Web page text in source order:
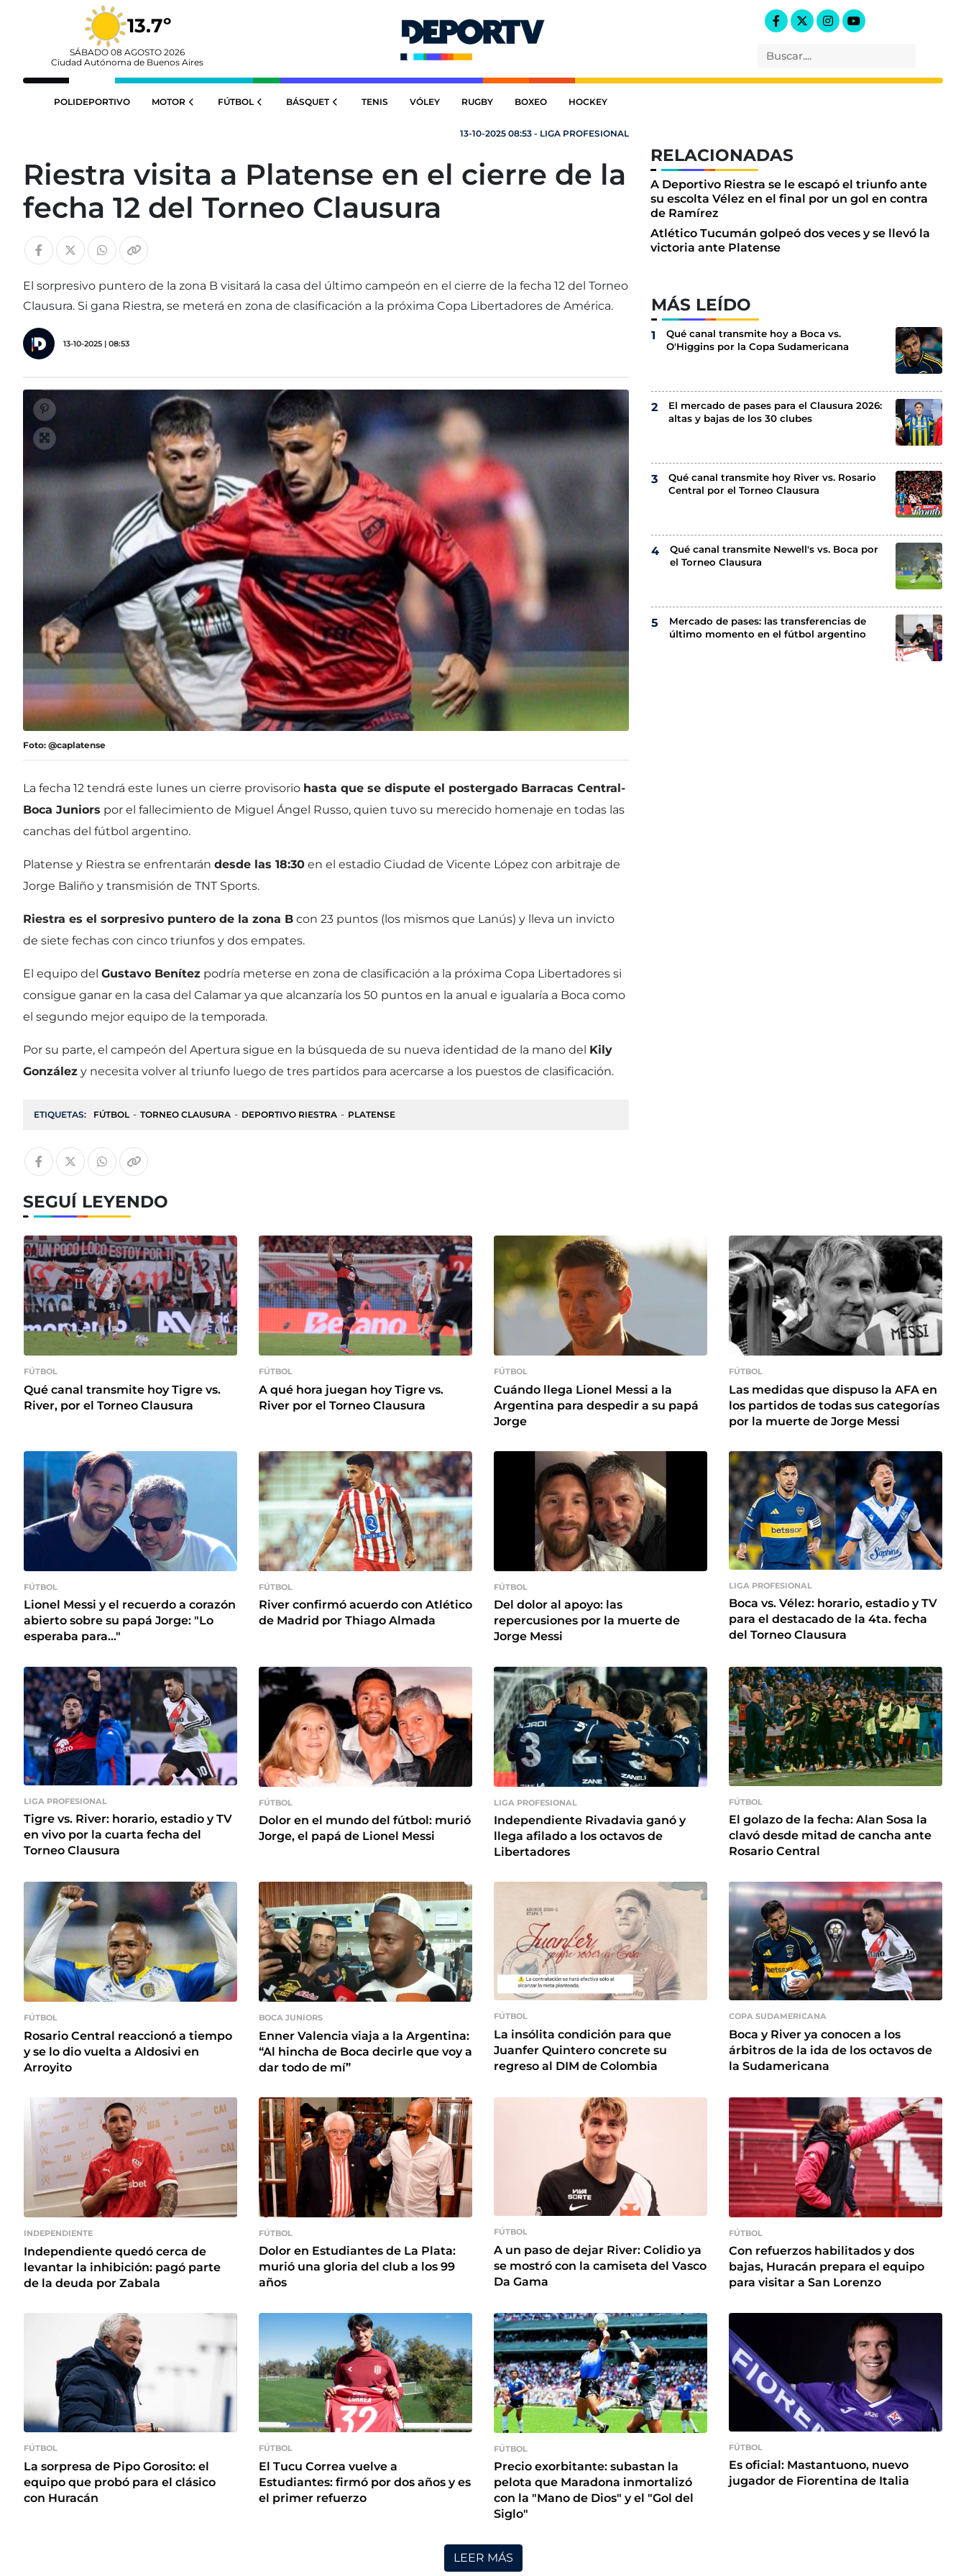
13.7º
SÁBADO 08 AGOSTO 2026
Ciudad Autónoma de Buenos Aires
POLIDEPORTIVO MOTOR FÚTBOL BÁSQUET TENIS VÓLEY RUGBY BOXEO HOCKEY
13-10-2025 08:53 - LIGA PROFESIONAL
Riestra visita a Platense en el cierre de la
fecha 12 del Torneo Clausura
El sorpresivo puntero de la zona B visitará la casa del último campeón en el cierre de la fecha 12 del Torneo
Clausura. Si gana Riestra, se meterá en zona de clasificación a la próxima Copa Libertadores de América.
13-10-2025 | 08:53
Foto: @caplatense
La fecha 12 tendrá este lunes un cierre provisorio hasta que se dispute el postergado Barracas Central-
Boca Juniors por el fallecimiento de Miguel Ángel Russo, quien tuvo su merecido homenaje en todas las
canchas del fútbol argentino.
Platense y Riestra se enfrentarán desde las 18:30 en el estadio Ciudad de Vicente López con arbitraje de
Jorge Baliño y transmisión de TNT Sports.
Riestra es el sorpresivo puntero de la zona B con 23 puntos (los mismos que Lanús) y lleva un invicto
de siete fechas con cinco triunfos y dos empates.
El equipo del Gustavo Benítez podría meterse en zona de clasificación a la próxima Copa Libertadores si
consigue ganar en la casa del Calamar ya que alcanzaría los 50 puntos en la anual e igualaría a Boca como
el segundo mejor equipo de la temporada.
Por su parte, el campeón del Apertura sigue en la búsqueda de su nueva identidad de la mano del Kily
González y necesita volver al triunfo luego de tres partidos para acercarse a los puestos de clasificación.
ETIQUETAS: FÚTBOL TORNEO CLAUSURA DEPORTIVO RIESTRA PLATENSE
RELACIONADAS
A Deportivo Riestra se le escapó el triunfo ante
su escolta Vélez en el final por un gol en contra
de Ramírez
Atlético Tucumán golpeó dos veces y se llevó la
victoria ante Platense
MÁS LEÍDO
Qué canal transmite hoy a Boca vs.
O'Higgins por la Copa Sudamericana
El mercado de pases para el Clausura 2026:
altas y bajas de los 30 clubes
Qué canal transmite hoy River vs. Rosario
Central por el Torneo Clausura
Qué canal transmite Newell's vs. Boca por
el Torneo Clausura
Mercado de pases: las transferencias de
último momento en el fútbol argentino
SEGUÍ LEYENDO
FÚTBOL
Qué canal transmite hoy Tigre vs.
River, por el Torneo Clausura
FÚTBOL
A qué hora juegan hoy Tigre vs.
River por el Torneo Clausura
FÚTBOL
Cuándo llega Lionel Messi a la
Argentina para despedir a su papá
Jorge
FÚTBOL
Las medidas que dispuso la AFA en
los partidos de todas sus categorías
por la muerte de Jorge Messi
FÚTBOL
Lionel Messi y el recuerdo a corazón
abierto sobre su papá Jorge: "Lo
esperaba para..."
FÚTBOL
River confirmó acuerdo con Atlético
de Madrid por Thiago Almada
FÚTBOL
Del dolor al apoyo: las
repercusiones por la muerte de
Jorge Messi
LIGA PROFESIONAL
Boca vs. Vélez: horario, estadio y TV
para el destacado de la 4ta. fecha
del Torneo Clausura
LIGA PROFESIONAL
Tigre vs. River: horario, estadio y TV
en vivo por la cuarta fecha del
Torneo Clausura
FÚTBOL
Dolor en el mundo del fútbol: murió
Jorge, el papá de Lionel Messi
LIGA PROFESIONAL
Independiente Rivadavia ganó y
llega afilado a los octavos de
Libertadores
FÚTBOL
El golazo de la fecha: Alan Sosa la
clavó desde mitad de cancha ante
Rosario Central
FÚTBOL
Rosario Central reaccionó a tiempo
y se lo dio vuelta a Aldosivi en
Arroyito
BOCA JUNIORS
Enner Valencia viaja a la Argentina:
“Al hincha de Boca decirle que voy a
dar todo de mí”
FÚTBOL
La insólita condición para que
Juanfer Quintero concrete su
regreso al DIM de Colombia
COPA SUDAMERICANA
Boca y River ya conocen a los
árbitros de la ida de los octavos de
la Sudamericana
INDEPENDIENTE
Independiente quedó cerca de
levantar la inhibición: pagó parte
de la deuda por Zabala
FÚTBOL
Dolor en Estudiantes de La Plata:
murió una gloria del club a los 99
años
FÚTBOL
A un paso de dejar River: Colidio ya
se mostró con la camiseta del Vasco
Da Gama
FÚTBOL
Con refuerzos habilitados y dos
bajas, Huracán prepara el equipo
para visitar a San Lorenzo
FÚTBOL
La sorpresa de Pipo Gorosito: el
equipo que probó para el clásico
con Huracán
FÚTBOL
El Tucu Correa vuelve a
Estudiantes: firmó por dos años y es
el primer refuerzo
FÚTBOL
Precio exorbitante: subastan la
pelota que Maradona inmortalizó
con la "Mano de Dios" y el "Gol del
Siglo"
FÚTBOL
Es oficial: Mastantuono, nuevo
jugador de Fiorentina de Italia
LEER MÁS